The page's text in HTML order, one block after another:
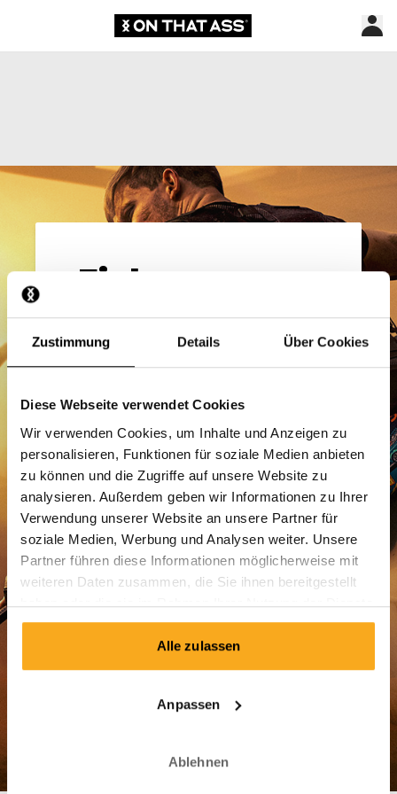
Zustimmung Details Über Cookies
Diese Webseite verwendet Cookies
Wir verwenden Cookies, um Inhalte und Anzeigen zu
personalisieren, Funktionen für soziale Medien anbieten
zu können und die Zugriffe auf unsere Website zu
analysieren. Außerdem geben wir Informationen zu Ihrer
Verwendung unserer Website an unsere Partner für
soziale Medien, Werbung und Analysen weiter. Unsere
Partner führen diese Informationen möglicherweise mit
weiteren Daten zusammen, die Sie ihnen bereitgestellt
haben oder die sie im Rahmen Ihrer Nutzung der Dienste
gesammelt haben.
Alle zulassen
Anpassen
Ablehnen
Einloggen
Passwort zurücksetzen
Einloggen